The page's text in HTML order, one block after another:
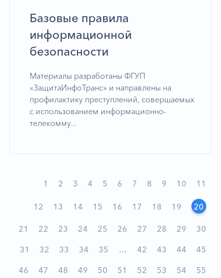
Базовые правила
информационной
безопасности
Материалы разработаны ФГУП
«ЗащитаИнфоТранс» и направлены на
профилактику преступлений, совершаемых
с использованием информационно-
телекомму...
1 2 3 4 5 6 7 8 9 10 11
12 13 14 15 16 17 18 19 20
21 22 23 24 25 26 27 28 29 30
31 32 33 34 35 … 42 43 44 45
46 47 48 49 50 51 52 53 54 55